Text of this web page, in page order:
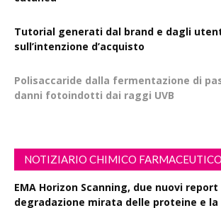
Tutorial generati dal brand e dagli
sull’intenzione d’acquisto
Polisaccaride dalla fermentazione di
danni fotoindotti dai raggi UVB
NOTIZIARIO CHIMICO FARMACEUTICO
EMA Horizon Scanning, due nuovi report
degradazione mirata delle proteine e